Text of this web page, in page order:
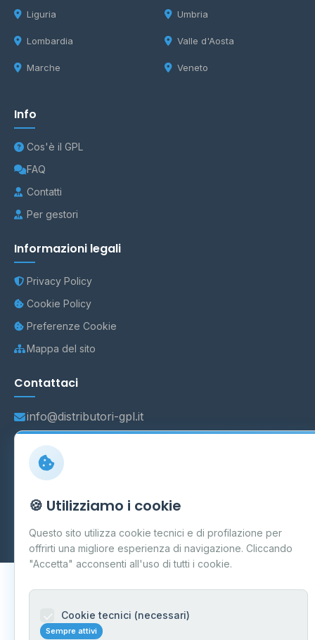
Liguria
Lombardia
Marche
Umbria
Valle d'Aosta
Veneto
Info
Cos'è il GPL
FAQ
Contatti
Per gestori
Informazioni legali
Privacy Policy
Cookie Policy
Preferenze Cookie
Mappa del sito
Contattaci
info@distributori-gpl.it
Carpi P.IVA 03859300364
Dati forniti da Ministero delle Imprese e del Made in Italy
Aggiornamento quotidiano
🍪 Utilizziamo i cookie
Questo sito utilizza cookie tecnici e di profilazione per
offrirti una migliore esperienza di navigazione. Cliccando
"Accetta" acconsenti all'uso di tutti i cookie.
Cookie tecnici (necessari)
Sempre attivi